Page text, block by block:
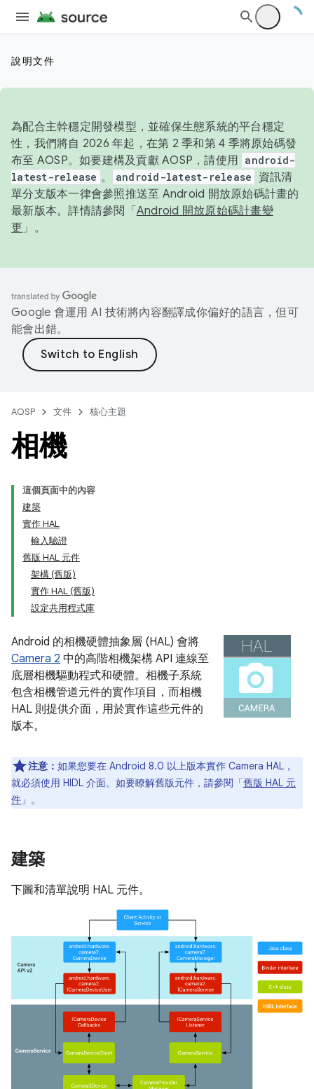
說明文件
為配合主幹穩定開發模型，並確保生態系統的平台穩定
性，我們將自 2026 年起，在第 2 季和第 4 季將原始碼發
布至 AOSP。如要建構及貢獻 AOSP，請使用 android-
latest-release 。 android-latest-release
資訊清
單分支版本一律會參照推送至 Android 開放原始碼計畫的
最新版本。詳情請參閱「 Android 開放原始碼計畫變
更 」。
Google 會運用 AI 技術將內容翻譯成你偏好的語言，但可
能會出錯。
AOSP 文件 核心主題
相機
這個頁面中的內容
建築
實作 HAL
輸入驗證
舊版 HAL 元件
架構 (舊版)
實作 HAL (舊版)
設定共用程式庫
Android 的相機硬體抽象層 (HAL) 會將
Camera 2 中的高階相機架構 API 連線至
底層相機驅動程式和硬體。相機子系統
包含相機管道元件的實作項目，而相機
HAL 則提供介面，用於實作這些元件的
版本。
注意： 如果您要在 Android 8.0 以上版本實作 Camera HAL，
就必須使用 HIDL 介面。如要瞭解舊版元件，請參閱「舊版 HAL 元
件 」。
建築
下圖和清單說明 HAL 元件。